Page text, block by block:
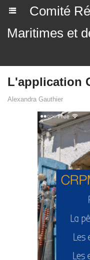
Comité
Maritimes et
L'application
Alexandra Gauthier